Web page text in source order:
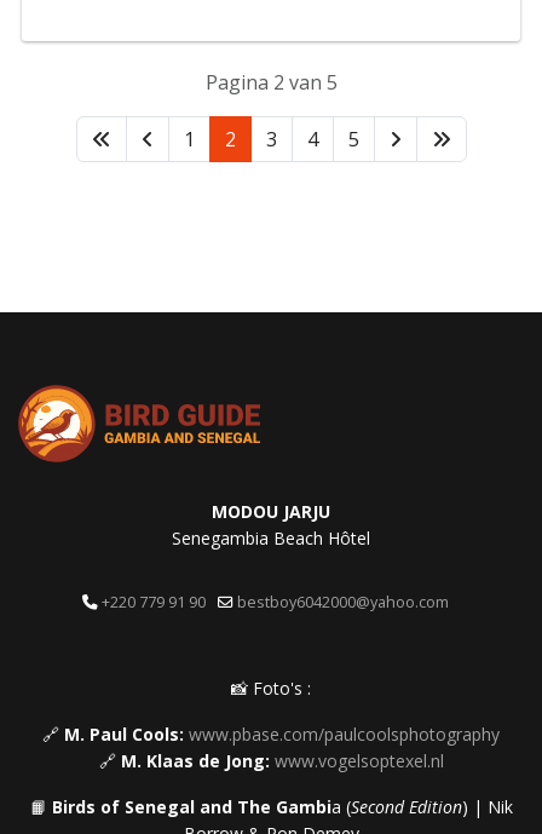
Pagina 2 van 5
1 2 3 4 5
MODOU JARJU
Senegambia Beach Hôtel
+220 779 91 90 bestboy6042000@yahoo.com
📸 Foto's :
🔗 M. Paul Cools: www.pbase.com/paulcoolsphotography
🔗 M. Klaas de Jong: www.vogelsoptexel.nl
📙 Birds of Senegal and The Gambia (Second Edition) | Nik